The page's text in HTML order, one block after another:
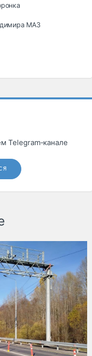
МАЗ
Telegram‑канале